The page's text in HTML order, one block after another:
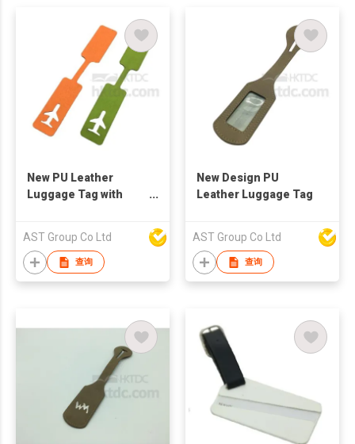
New PU Leather
Luggage Tag with
AST Group Co Ltd
查询
New Design PU
Leather Luggage Tag
AST Group Co Ltd
查询